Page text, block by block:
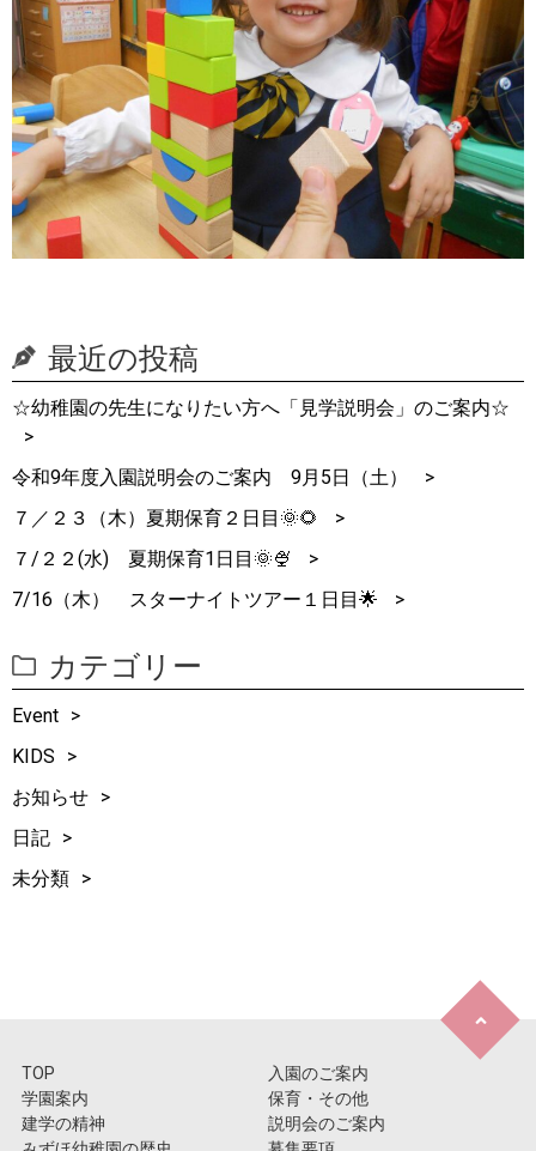
最近の投稿
☆幼稚園の先生になりたい方へ「見学説明会」のご案内☆
令和9年度入園説明会のご案内 9月5日（土）
７／２３（木）夏期保育２日目🌞🌻
７/２２(水) 夏期保育1日目🌞🍨
7/16（木） スターナイトツアー１日目🌟
カテゴリー
Event
KIDS
お知らせ
日記
未分類
TOP
学園案内
建学の精神
入園のご案内
保育・その他
説明会のご案内